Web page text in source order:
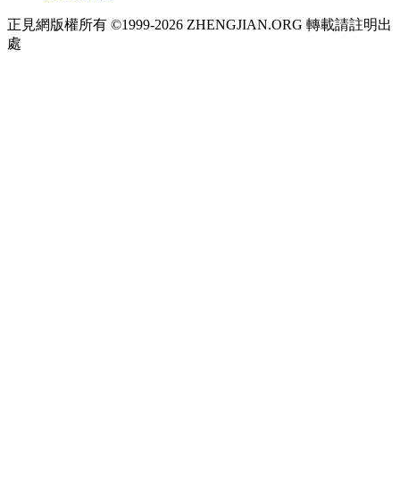
正見網版權所有 ©1999-2026 ZHENGJIAN.ORG 轉載請註明出
處